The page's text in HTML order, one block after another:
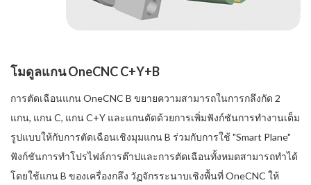
โมดูลแกน OneCNC C+Y+B
การตัดเฉือนแกน OneCNC B ขยายความสามารถในการกลึงกัด 2
แกน, แกน C, แกน C+Y และแกนตัดด้วยการเพิ่มฟังก์ชันการทำงานเต็ม
รูปแบบให้กับการตัดเฉือนเชิงมุมแกน B ร่วมกับการใช้ "Smart Plane"
ฟังก์ชันการทำโปรไฟล์การต๊าปและการตัดเฉือนทั้งหมดสามารถทำได้
โดยใช้แกน B ของเครื่องกลึง วัฏจักรระนาบเชิงพื้นที่ OneCNC ให้